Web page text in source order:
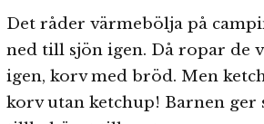
Det råder värmebölja på
ned till sjön igen. Då ropar de
igen, korv med bröd. Men
korv utan ketchup! Barnen